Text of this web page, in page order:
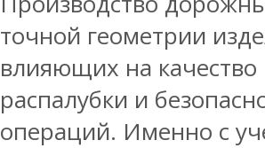
точной геометрии
влияющих на качество
распалубки и
операций. Именно с